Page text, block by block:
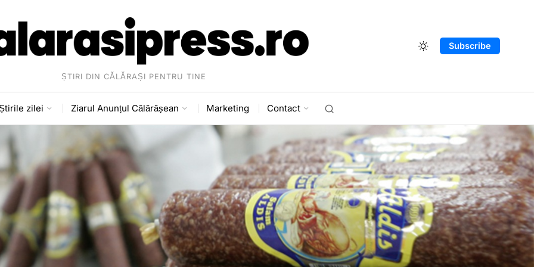
ȘTIRI DIN CĂLĂRAȘI PENTRU TINE
Subscribe
zilei Ziarul Anunțul Călărășean Marketing Contact